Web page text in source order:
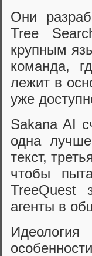
Они
Tree
крупным
команда,
лежит в
уже
Sakana AI
одна лучше
текст,
чтобы
TreeQuest
агенты в